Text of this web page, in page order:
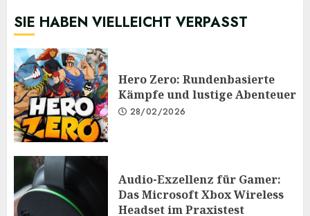
SIE HABEN VIELLEICHT VERPASST
Hero Zero: Rundenbasierte
Kämpfe und lustige Abenteuer
28/02/2026
Audio-Exzellenz für Gamer:
Das Microsoft Xbox Wireless
Headset im Praxistest